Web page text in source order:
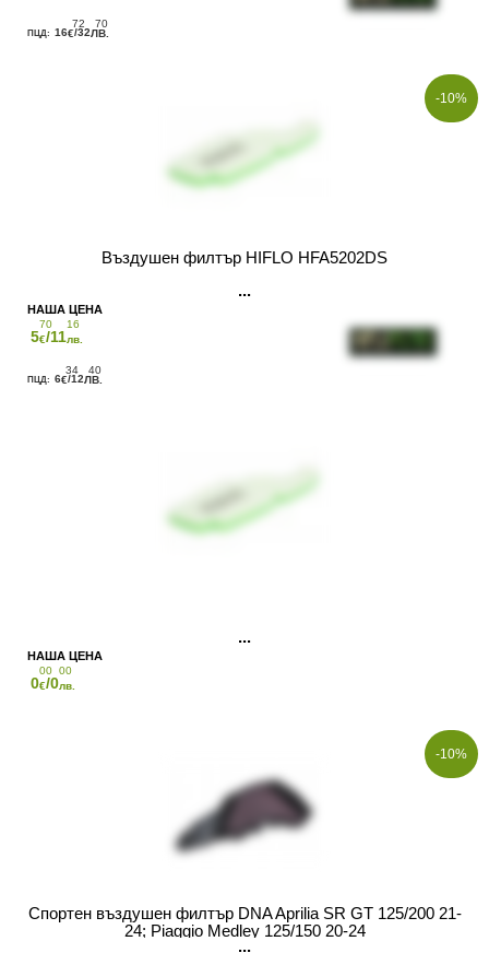
16
72
€/32
70
ЛВ.
-10%
Въздушен филтър HIFLO HFA5202DS
5
70
€/11
16
лв.
6
34
€/12
40
ЛВ.
0
00
€/0
00
лв.
-10%
Спортен въздушен филтър DNA Aprilia SR GT 125/200 21-
24; Piaggio Medley 125/150 20-24